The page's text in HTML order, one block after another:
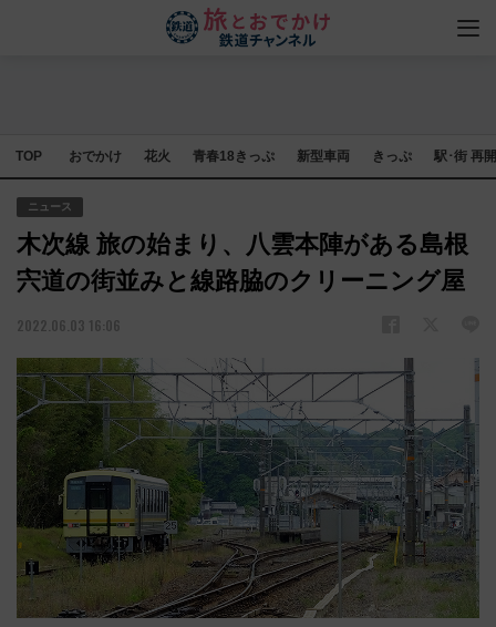
TOP おでかけ 花火 青春18きっぷ 新型車両 きっぷ 駅･街 再
ニュース
木次線 旅の始まり、八雲本陣がある島根
宍道の街並みと線路脇のクリーニング屋
2022.06.03 16:06